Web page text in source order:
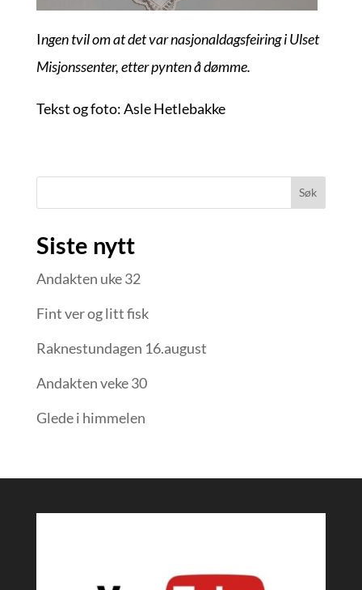
Ingen tvil om at det var nasjonaldagsfeiring i Ulset
Misjonssenter, etter pynten å dømme.
Tekst og foto: Asle Hetlebakke
Søk
Siste nytt
Andakten uke 32
Fint ver og litt fisk
Raknestundagen 16.august
Andakten veke 30
Glede i himmelen